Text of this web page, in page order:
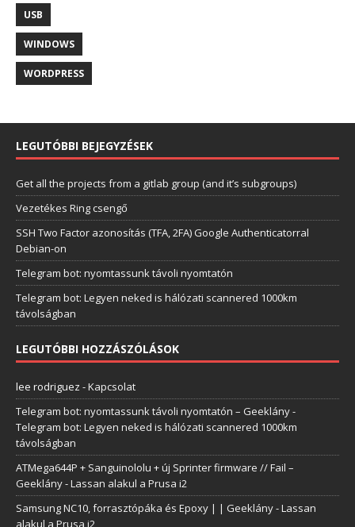
USB
WINDOWS
WORDPRESS
LEGUTÓBBI BEJEGYZÉSEK
Get all the projects from a gitlab group (and it’s subgroups)
Vezetékes Ring csengő
SSH Two Factor azonosítás (TFA, 2FA) Google Authenticatorral
Debian-on
Telegram bot: nyomtassunk távoli nyomtatón
Telegram bot: Legyen neked is hálózati scannered 1000km
távolságban
LEGUTÓBBI HOZZÁSZÓLÁSOK
lee rodriguez -Kapcsolat
Telegram bot: nyomtassunk távoli nyomtatón – Geeklány-
Telegram bot: Legyen neked is hálózati scannered 1000km
távolságban
ATMega644P + Sanguinololu + új Sprinter firmware // Fail –
Geeklány-Lassan alakul a Prusa i2
Samsung NC10, forrasztópáka és Epoxy | | Geeklány-Lassan
alakul a Prusa i2